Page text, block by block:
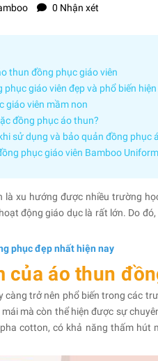
0 Nhận xét
thun đồng phục giáo viên
giáo viên đẹp và phổ biến
giáo viên mầm non
đồng phục áo thun?
sử dụng và bảo quản đồng phục
phục giáo viên Bamboo Uniform
là xu hướng được nhiều trường
động giáo dục là rất lớn. Do
phục đẹp nhất hiện nay
của áo thun
càng trở nên phổ biến trong các
mà còn thể hiện được sự
cotton, có khả năng thấm